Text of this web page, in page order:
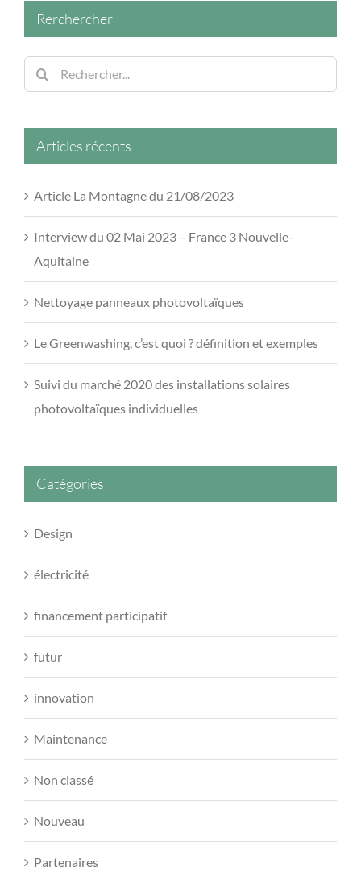
Rerchercher
Rechercher:
Articles récents
Article La Montagne du 21/08/2023
Interview du 02 Mai 2023 – France 3 Nouvelle-
Aquitaine
Nettoyage panneaux photovoltaïques
Le Greenwashing, c’est quoi ? définition et exemples
Suivi du marché 2020 des installations solaires
photovoltaïques individuelles
Catégories
Design
électricité
financement participatif
futur
innovation
Maintenance
Non classé
Nouveau
Partenaires